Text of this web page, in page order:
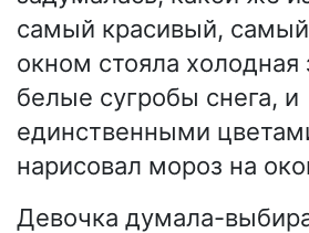
самый красивый,
окном стояла
белые сугробы снега, и
единственными
нарисовал мороз на
Девочка думала-